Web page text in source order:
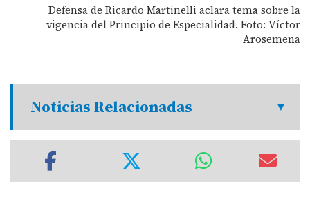
Defensa de Ricardo Martinelli aclara tema sobre la
vigencia del Principio de Especialidad. Foto: Víctor
Arosemena
Noticias Relacionadas